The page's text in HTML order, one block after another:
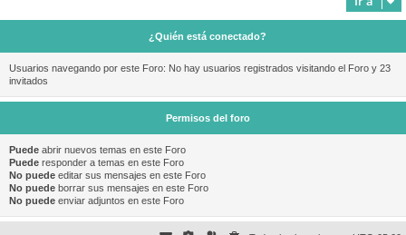
¿Quién está conectado?
Usuarios navegando por este Foro: No hay usuarios registrados visitando el Foro y 23
invitados
Permisos del foro
Puede abrir nuevos temas en este Foro
Puede responder a temas en este Foro
No puede editar sus mensajes en este Foro
No puede borrar sus mensajes en este Foro
No puede enviar adjuntos en este Foro